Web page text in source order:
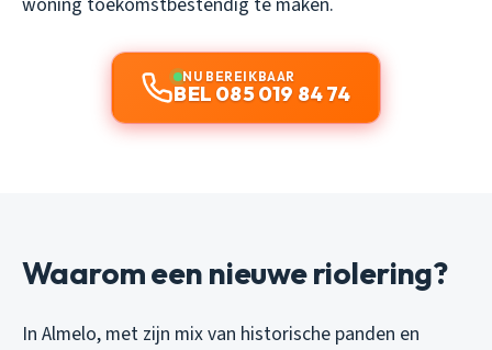
NU BEREIKBAAR
BEL 085 019 84 74
Waarom een nieuwe riolering?
In Almelo, met zijn mix van historische panden en